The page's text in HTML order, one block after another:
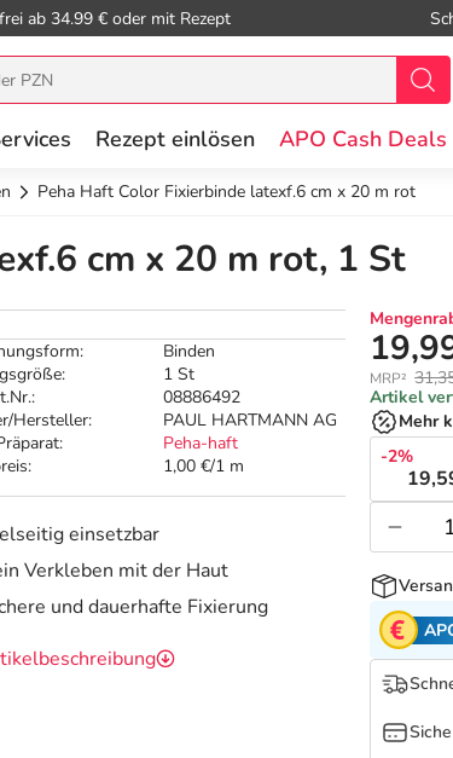
ab 34.99 € oder mit Rezept
Rezept einlösen APO Cash Deals
Peha Haft Color Fixierbinde latexf.6 cm x 20 m rot
cm x 20 m rot, 1 St
Binden
1 St
08886492
Hersteller:
PAUL HARTMANN AG
Peha-haft
1,00 €/1 m
einsetzbar
Verkleben mit der Haut
und dauerhafte Fixierung
MRP²
Artikel
Mehr
-2%